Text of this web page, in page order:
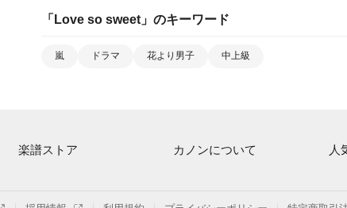
「 Love so sweet 」のキーワード
嵐 ドラマ 花より男子 中上級
楽譜ストア カノンについて 人